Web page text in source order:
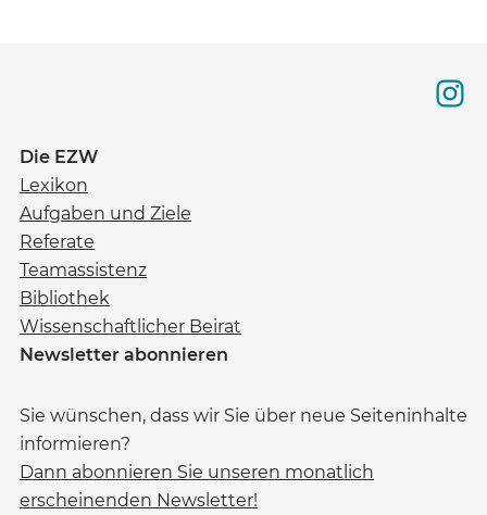
Die EZW
Lexikon
Aufgaben und Ziele
Referate
Teamassistenz
Bibliothek
Wissenschaftlicher Beirat
Newsletter abonnieren
Sie wünschen, dass wir Sie über neue Seiteninhalte
informieren?
Dann abonnieren Sie unseren monatlich
erscheinenden Newsletter!